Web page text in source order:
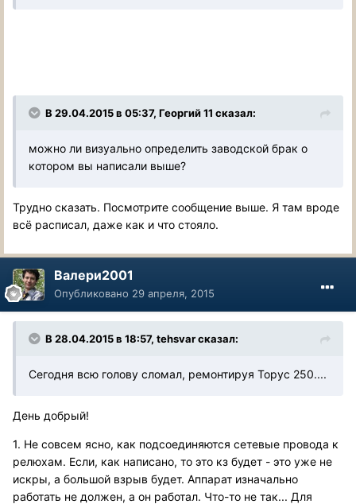
В 29.04.2015 в 05:37, Георгий 11 сказал:
можно ли визуально определить заводской брак о
котором вы написали выше?
Трудно сказать. Посмотрите сообщение выше. Я там вроде
всё расписал, даже как и что стояло.
Валери2001
Опубликовано 29 апреля, 2015
В 28.04.2015 в 18:57, tehsvar сказал:
Сегодня всю голову сломал, ремонтируя Торус 250....
День добрый!
1. Не совсем ясно, как подсоединяются сетевые провода к
релюхам. Если, как написано, то это кз будет - это уже не
искры, а большой взрыв будет. Аппарат изначально
работать не должен, а он работал. Что-то не так... Для